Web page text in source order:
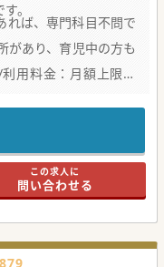
。
ば、専門科目不問で
あり、育児中の方も
用料金：月額上限：
★☆
だける常勤医師を募
自身のペースでゆった
ださい。
この求人に
問い合わせる